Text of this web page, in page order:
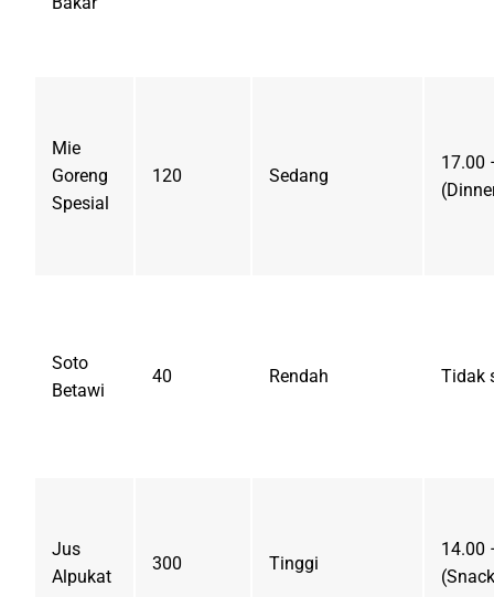
Mie
Goreng
Spesial
120 Sedang
17.00
Soto
Betawi
40 Rendah Tidak
Jus
Alpukat
300 Tinggi
14.00